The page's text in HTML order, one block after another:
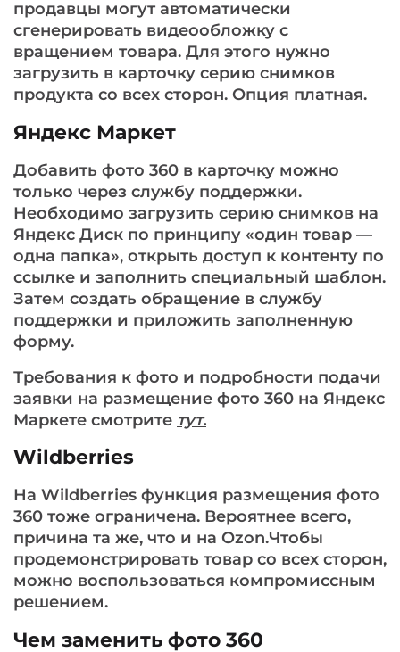
продавцы могут автоматически
сгенерировать видеообложку с
вращением товара. Для этого нужно
загрузить в карточку серию снимков
продукта со всех сторон. Опция платная.
Яндекс Маркет
Добавить фото 360 в карточку можно
только через службу поддержки.
Необходимо загрузить серию снимков на
Яндекс Диск по принципу «один товар —
одна папка», открыть доступ к контенту по
ссылке и заполнить специальный шаблон.
Затем создать обращение в службу
поддержки и приложить заполненную
форму.
Требования к фото и подробности подачи
заявки на размещение фото 360 на Яндекс
Маркете смотрите тут.
Wildberries
На Wildberries функция размещения фото
360 тоже ограничена. Вероятнее всего,
причина та же, что и на Ozon.Чтобы
продемонстрировать товар со всех сторон,
можно воспользоваться компромиссным
решением.
Чем заменить фото 360